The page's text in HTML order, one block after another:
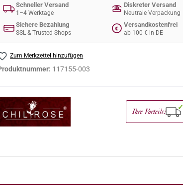
Schneller Versand
1–4 Werktage
Diskreter Versand
Neutrale Verpackung
Sichere Bezahlung
SSL & Trusted Shops
€
Versandkostenfrei
ab 100 € in DE
Zum Merkzettel hinzufügen
117155-003
Ihre Vorteile: ✓